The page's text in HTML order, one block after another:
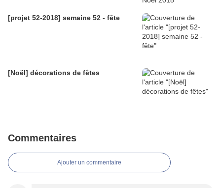
[projet 52-2018] semaine 52 - fête
[Noël] décorations de fêtes
Commentaires
Ajouter un commentaire